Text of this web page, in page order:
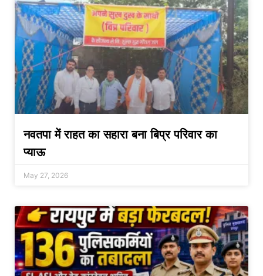
नवतपा में राहत का सहारा बना बिप्र परिवार का
प्याऊ
May 27, 2026